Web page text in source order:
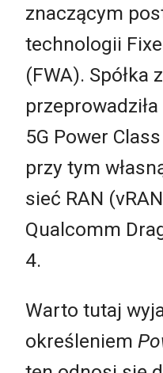
znaczącym
technologii
(FWA). Spółka
5G Power
przy tym
sieć RAN
Qualcomm
4.
Warto tutaj
określeniem